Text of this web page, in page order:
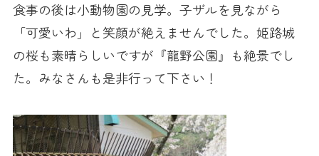
食事の後は小動物園の見学。子ザルを見ながら
「可愛いわ」と笑顔が絶えませんでした。姫路城
の桜も素晴らしいですが『龍野公園』も絶景でし
た。みなさんも是非行って下さい！